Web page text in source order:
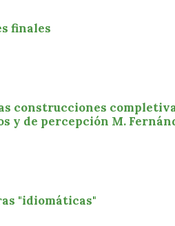
finales
construcciones
y de percepción M.
"idiomáticas"